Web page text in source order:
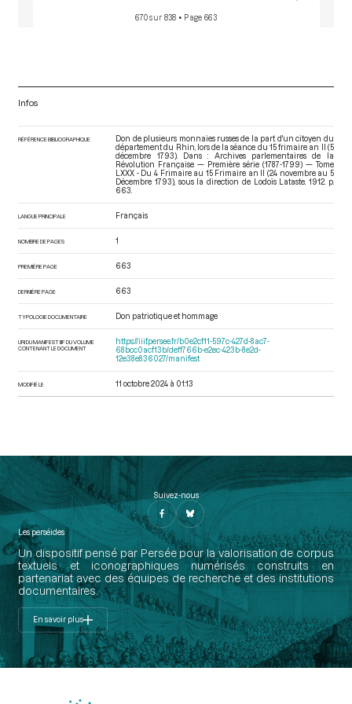
670 sur 838 • Page 663
Infos
RÉFÉRENCE BIBLIOGRAPHIQUE
Don de plusieurs monnaies russes de la part d'un citoyen du
département du Rhin, lors de la séance du 15 frimaire an II (5
décembre 1793). Dans : Archives parlementaires de la
Révolution Française — Première série (1787-1799) — Tome
LXXX - Du 4 Frimaire au 15 Frimaire an II (24 novembre au 5
Décembre 1793), sous la direction de Lodoïs Lataste. 1912. p.
663.
LANGUE PRINCIPALE Français
NOMBRE DE PAGES 1
PREMIÈRE PAGE 663
DERNIÈRE PAGE 663
TYPOLOGIE DOCUMENTAIRE Don patriotique et hommage
URI DU MANIFEST IIIF DU VOLUME
CONTENANT LE DOCUMENT
https://iiif.persee.fr/b0e2cf11-597c-427d-8ac7-
68bcc0acf13b/deff766b-e2ec-423b-8e2d-
12e38e836027/manifest
MODIFIÉ LE 11 octobre 2024 à 01:13
Suivez-nous
Les perséides
Un dispositif pensé par Persée pour la valorisation de corpus
textuels et iconographiques numérisés construits en
partenariat avec des équipes de recherche et des institutions
documentaires.
En savoir plus